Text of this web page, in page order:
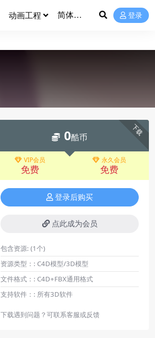
动画工程 登录
下载
0酷币
VIP会员
免费
永久会员
免费
登录后购买
点此成为会员
包含资源: (1个)
资源类型：: C4D模型/3D模型
文件格式：: C4D+FBX通用格式
支持软件：: 所有3D软件
下载遇到问题？可联系客服或反馈